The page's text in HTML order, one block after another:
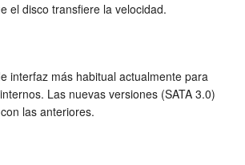
el disco transfiere la velocidad.
interfaz más habitual actualmente para
Las nuevas versiones (SATA 3.0)
las anteriores.